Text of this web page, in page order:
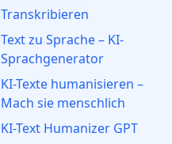
Transkribieren
Text zu Sprache – KI-
Sprachgenerator
KI-Texte humanisieren –
Mach sie menschlich
KI-Text Humanizer GPT